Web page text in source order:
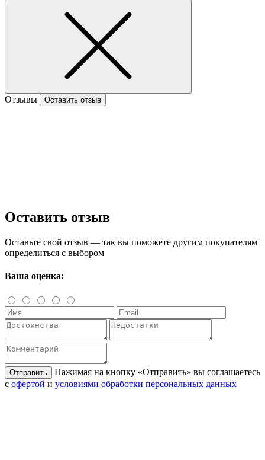
Отзывы Оставить отзыв
Оставить отзыв
Оставьте свой отзыв — так вы поможете другим покупателям
определиться с выбором
Ваша оценка:
Отправить
Нажимая на кнопку «Отправить» вы соглашаетесь
с офертой и условиями обработки персональных данных